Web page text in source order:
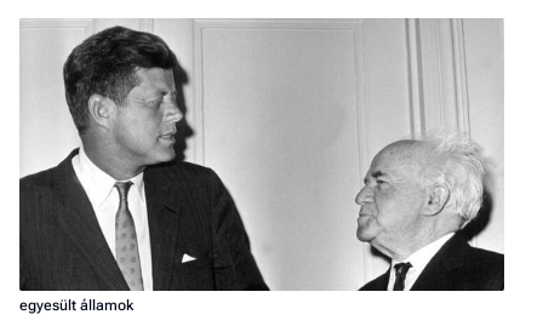
egyesült államok